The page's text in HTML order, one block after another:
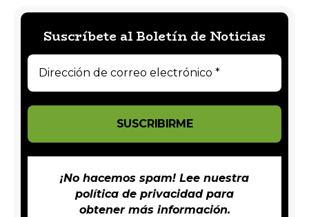
Suscríbete al Boletín de Noticias
¡No hacemos spam! Lee nuestra
política de privacidadpara
obtener más información.